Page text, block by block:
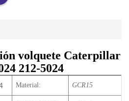
volquete Caterpillar
212-5024
Material: GCR15